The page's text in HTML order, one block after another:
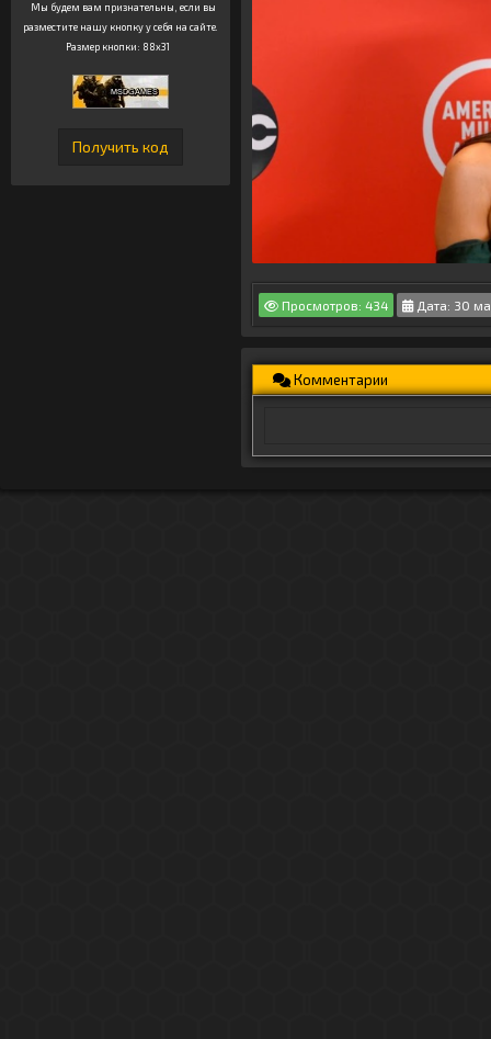
Мы будем вам признательны, если вы
разместите нашу кнопку у себя на сайте.
Размер кнопки: 88x31
Просмотров: 434 Дата: 30
Комментарии